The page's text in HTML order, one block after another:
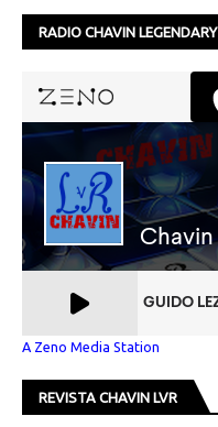
RADIO CHAVIN LEGENDARY
A Zeno Media Station
REVISTA CHAVIN LVR